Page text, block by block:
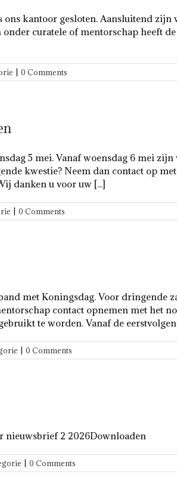
kantoor gesloten. Aansluitend
curatele of mentorschap heeft
0 Comments
5 mei. Vanaf woensdag 6 mei
kwestie? Neem dan contact op
danken u voor uw [...]
0 Comments
met Koningsdag. Voor dringende
contact opnemen met het
te worden. Vanaf de
0 Comments
nieuwsbrief 2 2026Downloaden
0 Comments